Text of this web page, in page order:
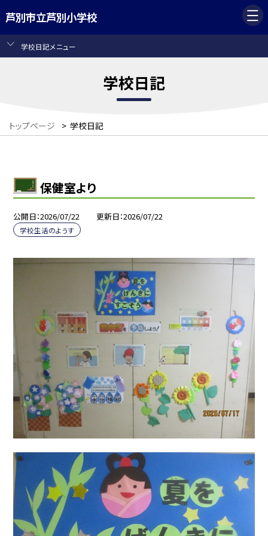
芦別市立芦別小学校
学校日記メニュー
学校日記
トップページ > 学校日記
保健室より
公開日 2026/07/22 更新日 2026/07/22
学校生活のようす